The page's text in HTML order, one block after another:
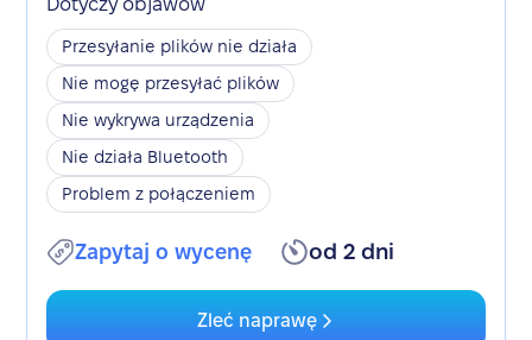
Dotyczy objawów
Przesyłanie plików nie działa
Nie mogę przesyłać plików
Nie wykrywa urządzenia
Nie działa Bluetooth
Problem z połączeniem
Zapytaj o wycenę od 2 dni
Zleć naprawę